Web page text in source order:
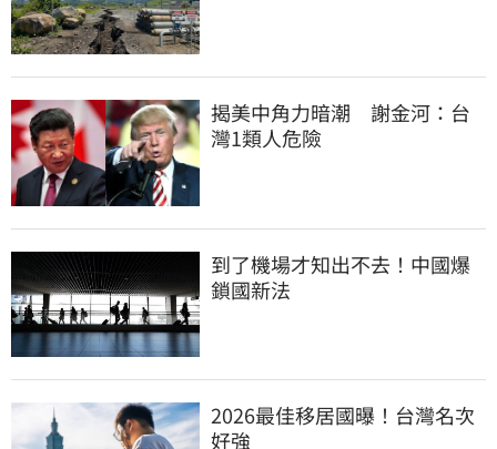
揭美中角力暗潮　謝金河：台
灣1類人危險
到了機場才知出不去！中國爆
鎖國新法
2026最佳移居國曝！台灣名次
好強